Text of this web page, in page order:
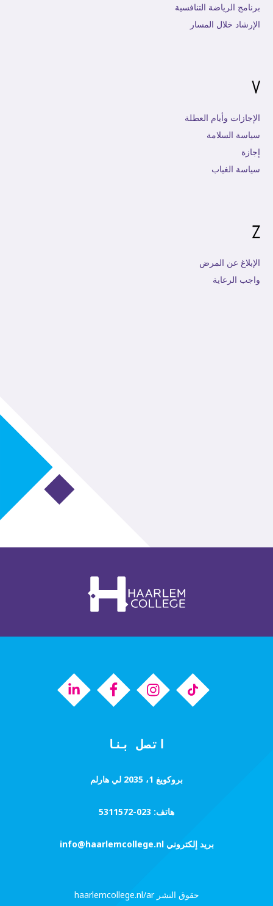
برنامج الرياضة التنافسية
الإرشاد خلال المسار
V
الإجازات وأيام العطلة
سياسة السلامة
إجازة
سياسة الغياب
Z
الإبلاغ عن المرض
واجب الرعاية
اتصل بنا
بروكويغ 1، 2035 لي هارلم
هاتف: 023-5311572
بريد إلكترونيinfo@haarlemcollege.nl
حقوق النشرhaarlemcollege.nl/ar